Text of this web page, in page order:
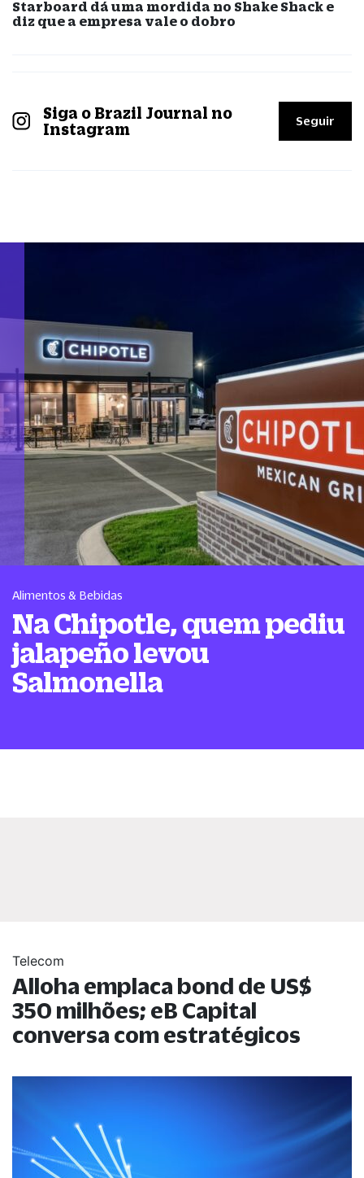
Starboard dá uma mordida no Shake Shack e
diz que a empresa vale o dobro
Siga o Brazil Journal no
Instagram
Seguir
Alimentos & Bebidas
Na Chipotle, quem pediu
jalapeño levou
Salmonella
Telecom
Alloha emplaca bond de US$
350 milhões; eB Capital
conversa com estratégicos